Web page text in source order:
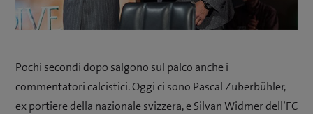
Pochi secondi dopo salgono sul palco anche i
commentatori calcistici. Oggi ci sono Pascal Zuberbühler,
ex portiere della nazionale svizzera, e Silvan Widmer dell’FC